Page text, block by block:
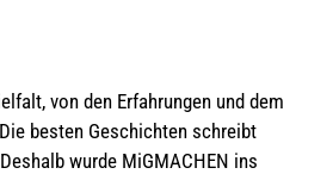
von den Erfahrungen und dem
besten Geschichten schreibt
wurde MiGMACHEN ins